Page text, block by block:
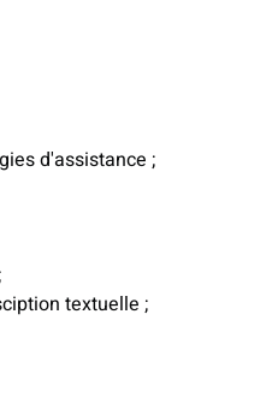
d'assistance ;
textuelle ;